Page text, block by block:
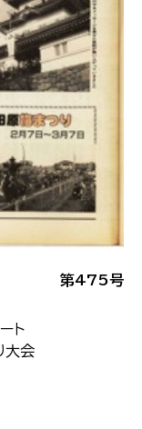
第475号
ト
大会